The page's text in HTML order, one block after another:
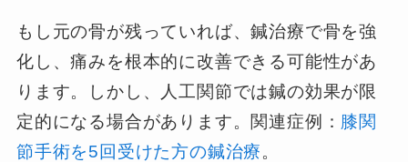
もし元の骨が残っていれば、鍼治療で骨を強
化し、痛みを根本的に改善できる可能性があ
ります。しかし、人工関節では鍼の効果が限
定的になる場合があります。関連症例： 膝関
節手術を5回受けた方の鍼治療。